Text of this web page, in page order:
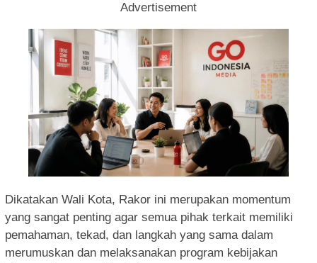
Advertisement
Dikatakan Wali Kota, Rakor ini merupakan momentum
yang sangat penting agar semua pihak terkait memiliki
pemahaman, tekad, dan langkah yang sama dalam
merumuskan dan melaksanakan program kebijakan